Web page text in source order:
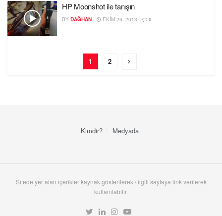
HP Moonshot ile tanışın
BY DAĞHAN EKIM 26, 2013 0
1 2
Kimdir? Medyada
Sitede yer alan içerikler kaynak gösterilerek / ilgili sayfaya link verilerek
kullanılabilir.